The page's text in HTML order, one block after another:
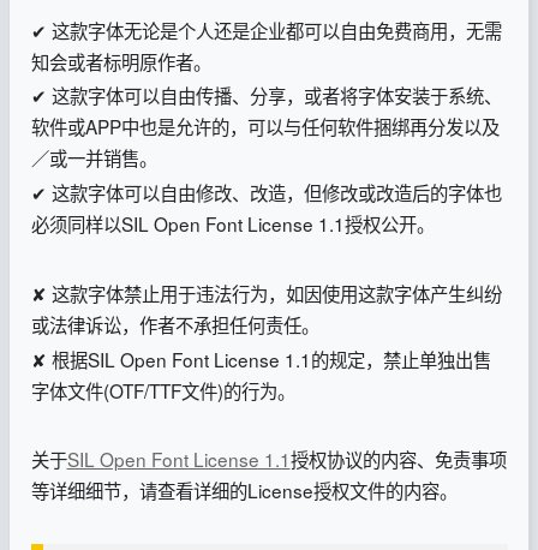
✔ 这款字体无论是个人还是企业都可以自由免费商用，无需
知会或者标明原作者。
✔ 这款字体可以自由传播、分享，或者将字体安装于系统、
软件或APP中也是允许的，可以与任何软件捆绑再分发以及
／或一并销售。
✔ 这款字体可以自由修改、改造，但修改或改造后的字体也
必须同样以SIL Open Font License 1.1授权公开。
✘ 这款字体禁止用于违法行为，如因使用这款字体产生纠纷
或法律诉讼，作者不承担任何责任。
✘ 根据SIL Open Font License 1.1的规定，禁止单独出售
字体文件(OTF/TTF文件)的行为。
关于SIL Open Font License 1.1授权协议的内容、免责事项
等详细细节，请查看详细的License授权文件的内容。